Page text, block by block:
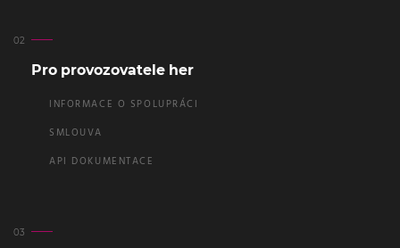
Pro provozovatele her
INFORMACE O SPOLUPRÁCI
SMLOUVA
API DOKUMENTACE